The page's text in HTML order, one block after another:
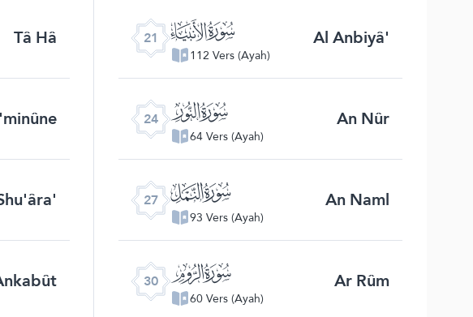
Tâ Hâ 21 ﮡ
112 Vers (Ayah)
Al Anbiyâ'
24 ﮤ
64 Vers (Ayah)
An Nûr
27 ﮧ
93 Vers (Ayah)
An Naml
30 ﮪ
60 Vers (Ayah)
Ar Rûm